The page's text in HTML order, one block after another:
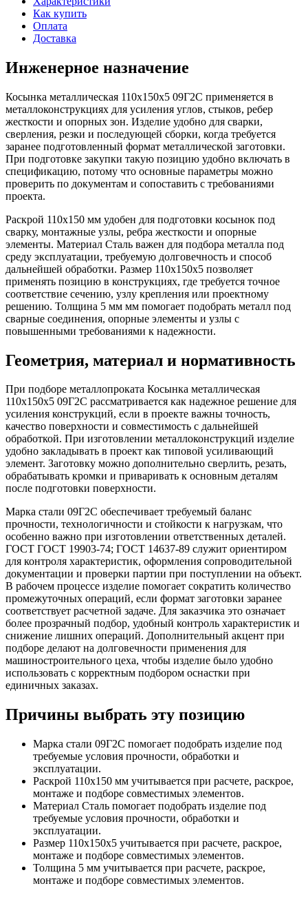
Как купить
Оплата
Доставка
Инженерное назначение
Косынка металлическая 110х150х5 09Г2С применяется в
металлоконструкциях для усиления углов, стыков, ребер
жесткости и опорных зон. Изделие удобно для сварки,
сверления, резки и последующей сборки, когда требуется
заранее подготовленный формат металлической заготовки.
При подготовке закупки такую позицию удобно включать в
спецификацию, потому что основные параметры можно
проверить по документам и сопоставить с требованиями
проекта.
Раскрой 110х150 мм удобен для подготовки косынок под
сварку, монтажные узлы, ребра жесткости и опорные
элементы. Материал Сталь важен для подбора металла под
среду эксплуатации, требуемую долговечность и способ
дальнейшей обработки. Размер 110х150х5 позволяет
применять позицию в конструкциях, где требуется точное
соответствие сечению, узлу крепления или проектному
решению. Толщина 5 мм мм помогает подобрать металл под
сварные соединения, опорные элементы и узлы с
повышенными требованиями к надежности.
Геометрия, материал и нормативность
При подборе металлопроката Косынка металлическая
110х150х5 09Г2С рассматривается как надежное решение для
усиления конструкций, если в проекте важны точность,
качество поверхности и совместимость с дальнейшей
обработкой. При изготовлении металлоконструкций изделие
удобно закладывать в проект как типовой усиливающий
элемент. Заготовку можно дополнительно сверлить, резать,
обрабатывать кромки и приваривать к основным деталям
после подготовки поверхности.
Марка стали 09Г2С обеспечивает требуемый баланс
прочности, технологичности и стойкости к нагрузкам, что
особенно важно при изготовлении ответственных деталей.
ГОСТ ГОСТ 19903-74; ГОСТ 14637-89 служит ориентиром
для контроля характеристик, оформления сопроводительной
документации и проверки партии при поступлении на объект.
В рабочем процессе изделие помогает сократить количество
промежуточных операций, если формат заготовки заранее
соответствует расчетной задаче. Для заказчика это означает
более прозрачный подбор, удобный контроль характеристик и
снижение лишних операций. Дополнительный акцент при
подборе делают на долговечности применения для
машиностроительного цеха, чтобы изделие было удобно
использовать с корректным подбором оснастки при
единичных заказах.
Причины выбрать эту позицию
Марка стали 09Г2С помогает подобрать изделие под
требуемые условия прочности, обработки и
эксплуатации.
Раскрой 110х150 мм учитывается при расчете, раскрое,
монтаже и подборе совместимых элементов.
Материал Сталь помогает подобрать изделие под
требуемые условия прочности, обработки и
эксплуатации.
Размер 110х150х5 учитывается при расчете, раскрое,
монтаже и подборе совместимых элементов.
Толщина 5 мм учитывается при расчете, раскрое,
монтаже и подборе совместимых элементов.